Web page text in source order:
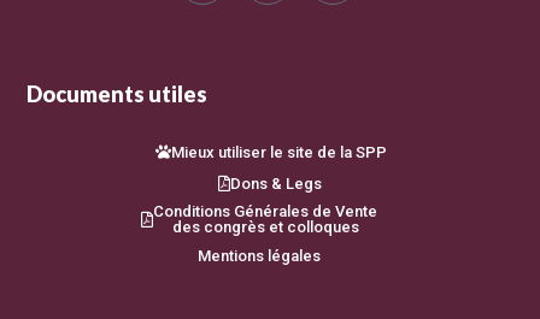
Documents utiles
Mieux utiliser le site de la SPP
Dons & Legs
Conditions Générales de Vente
des congrès et colloques
Mentions légales